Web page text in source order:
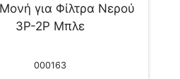
για Φίλτρα Νερού
3P-2P Μπλε
000163